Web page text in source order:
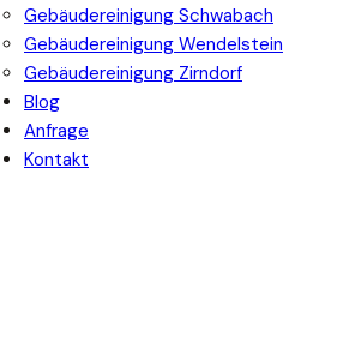
Gebäudereinigung Schwabach
Gebäudereinigung Wendelstein
Gebäudereinigung Zirndorf
Blog
Anfrage
Kontakt